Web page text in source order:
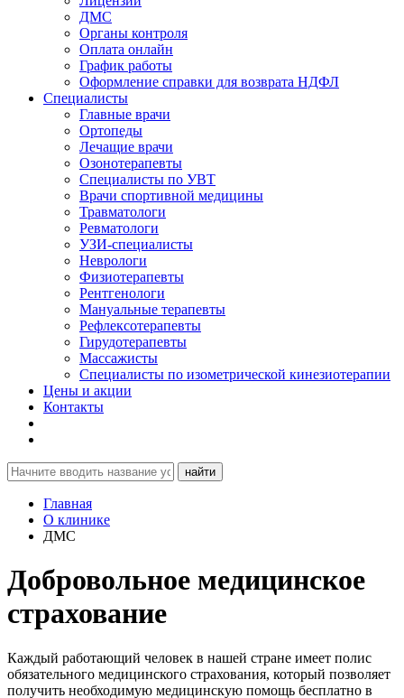
ДМС
Органы контроля
Оплата онлайн
График работы
Оформление справки для возврата НДФЛ
Специалисты
Главные врачи
Ортопеды
Лечащие врачи
Озонотерапевты
Специалисты по УВТ
Врачи спортивной медицины
Травматологи
Ревматологи
УЗИ-специалисты
Неврологи
Физиотерапевты
Рентгенологи
Мануальные терапевты
Рефлексотерапевты
Гирудотерапевты
Массажисты
Специалисты по изометрической кинезиотерапии
Цены и акции
Контакты
найти
Главная
О клинике
ДМС
Добровольное медицинское
страхование
Каждый работающий человек в нашей стране имеет полис
обязательного медицинского страхования, который позволяет
получить необходимую медицинскую помощь бесплатно в